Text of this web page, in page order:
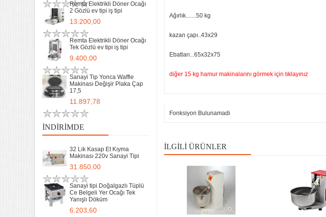
Remta Elektrikli Döner Ocağı
2 Gözlü ev tipi iş tipi
13.200,00
Remta Elektrikli Döner Ocağı
Tek Gözlü ev tipi iş tipi
9.400,00
Sanayi Tip Yonca Waffle
Makinası Değişir Plaka Çap
17,5
11.897,78
İNDIRIMDE
32 Lik Kasap Et Kıyma
Makinası 220v Sanayi Tipi
31.850,00
Sanayi tipi Doğalgazlı Tüplü
Ce Belgeli Yer Ocağı Tek
Yanışlı Döküm
6.203,60
Ağırlık.......50 kg
kazan çapı..43x29
Ebatları...65x32x75
diğer 15 kg hamur makinalarını görmek için tıklayınız
Fonksiyon Bulunamadi
İLGILI ÜRÜNLER